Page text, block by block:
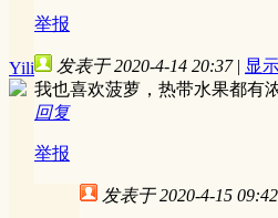
举报
Yili 发表于 2020-4-14 20:37 | 显
我也喜欢菠萝，热带水果都有
回复
举报
发表于 2020-4-15 09:42